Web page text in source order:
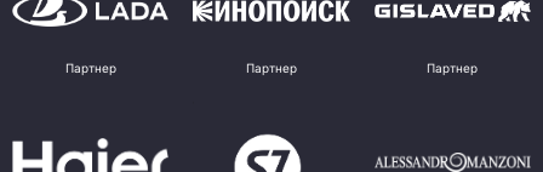
Партнер Партнер Партнер